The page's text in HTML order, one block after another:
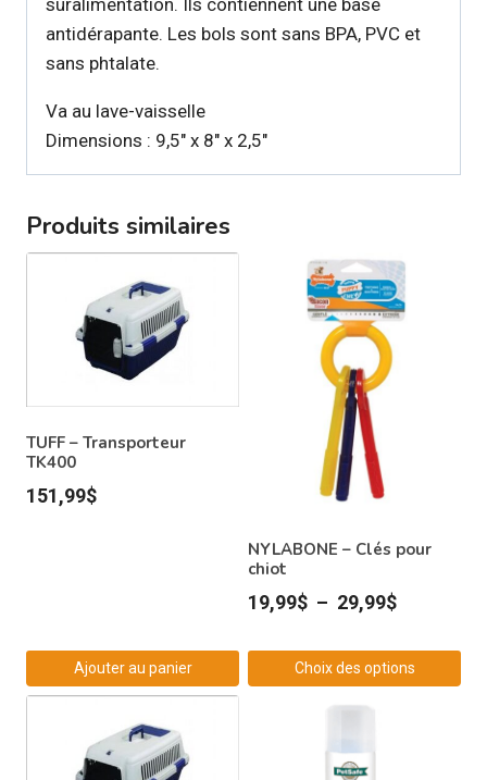
antidérapante. Les bols sont sans BPA, PVC et
sans phtalate.
Va au lave-vaisselle
Dimensions : 9,5″ x 8″ x 2,5″
Produits similaires
TUFF – Transporteur
TK400
151,99$
Ajouter au panier
NYLABONE – Clés pour
chiot
19,99$ – 29,99$Plage
prix :
19,99$
Choix des options